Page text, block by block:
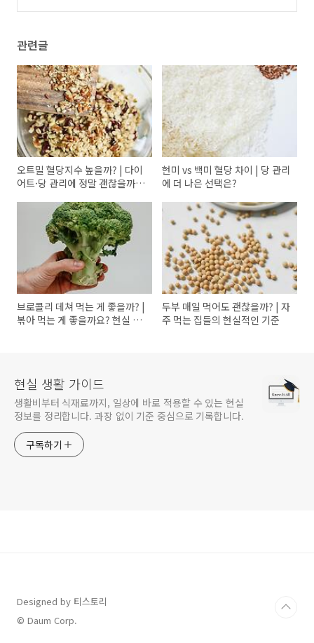
관련글
오트밀 혈당지수 높을까? | 다이
어트·당 관리에 정말 괜찮을까
현미 vs 백미 혈당 차이 | 당 관리
에 더 나은 선택은?
브로콜리 데쳐 먹는 게 좋을까? |
볶아 먹는 게 좋을까요? 현실 식
두부 매일 먹어도 괜찮을까? | 자
주 먹는 집들의 현실적인 기준
현실 생활 가이드
생활비부터 식재료까지, 일상에 바로 적용할 수 있는 현실
정보를 정리합니다. 과장 없이 기준 중심으로 기록합니다.
구독하기
Designed by 티스토리
© Daum Corp.